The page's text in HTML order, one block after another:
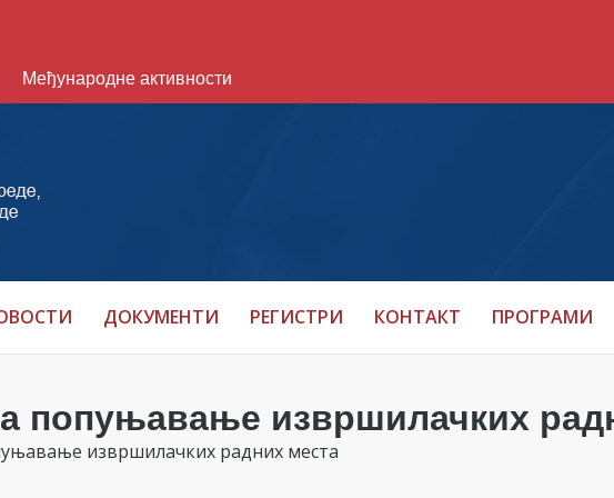
Међународне активности
ДОКУМЕНТИ РЕГИСТРИ КОНТАКТ ПРОГРАМИ
попуњавање извршилачких
извршилачких радних места